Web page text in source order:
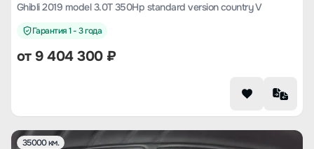
Ghibli 2019 model 3.0T 350Hp standard version country V
Гарантия 1 - 3 года
от9 404 300₽
35000 км.